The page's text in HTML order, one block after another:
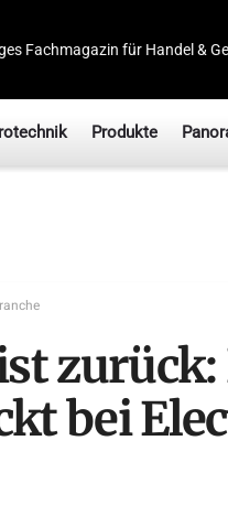
Fachmagazin für Handel &
Produkte
bei